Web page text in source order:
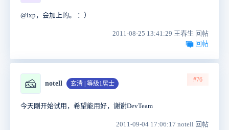
@lxp，会加上的。 ：）
2011-08-25 13:41:29 王春生 回帖
回帖
🧀 notell 玄清 | 等级1居士
#76
今天刚开始试用，希望能用好，谢谢DevTeam
2011-09-04 17:06:17 notell 回帖